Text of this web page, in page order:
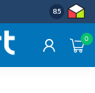
Uniforme
8.5
0